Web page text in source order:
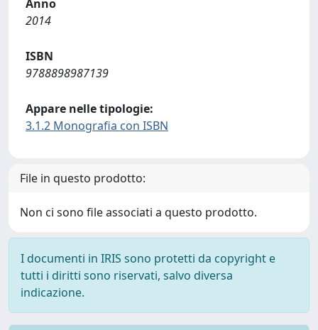
Anno
2014
ISBN
9788898987139
Appare nelle tipologie:
3.1.2 Monografia con ISBN
File in questo prodotto:
Non ci sono file associati a questo prodotto.
I documenti in IRIS sono protetti da copyright e
tutti i diritti sono riservati, salvo diversa
indicazione.